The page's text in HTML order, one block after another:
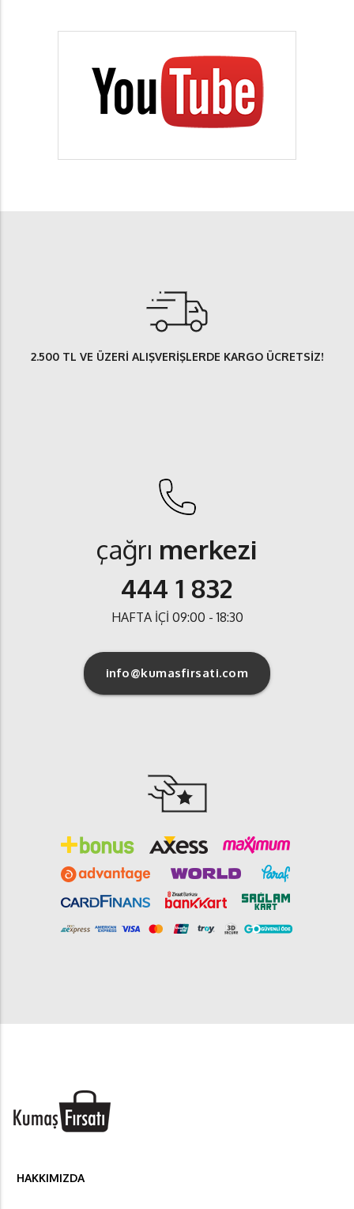
2.500 TL VE ÜZERİ ALIŞVERİŞLERDE KARGO ÜCRETSİZ!
çağrı merkezi
444 1 832
HAFTA İÇİ 09:00 - 18:30
info@kumasfirsati.com
HAKKIMIZDA